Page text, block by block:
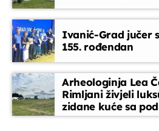
09:45 - 10:00
Telefonski oglasi
10:00 - 10:15
Ivanić-Grad jučer
155. rođendan
Arheologinja Lea
Rimljani živjeli
zidane kuće sa
oslikanim zidovima